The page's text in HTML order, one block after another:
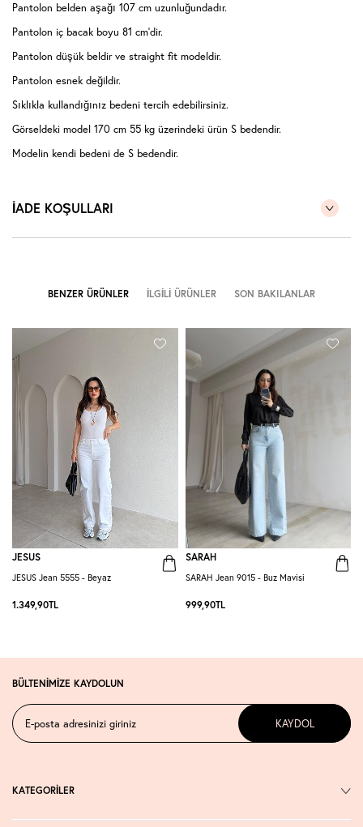
Pantolon belden aşağı 107 cm uzunluğundadır.
Pantolon iç bacak boyu 81 cm'dir.
Pantolon düşük beldir ve straight fit modeldir.
Pantolon esnek değildir.
Sıklıkla kullandığınız bedeni tercih edebilirsiniz.
Görseldeki model 170 cm 55 kg üzerindeki ürün S bedendir.
Modelin kendi bedeni de S bedendir.
İADE KOŞULLARI
BENZER ÜRÜNLER İLGILI ÜRÜNLER SON BAKILANLAR
JESUS
JESUS Jean 5555 - Beyaz
1.349,90TL
SARAH
SARAH Jean 9015 - Buz Mavisi
999,90TL
BÜLTENİMİZE KAYDOLUN
KAYDOL
KATEGORİLER